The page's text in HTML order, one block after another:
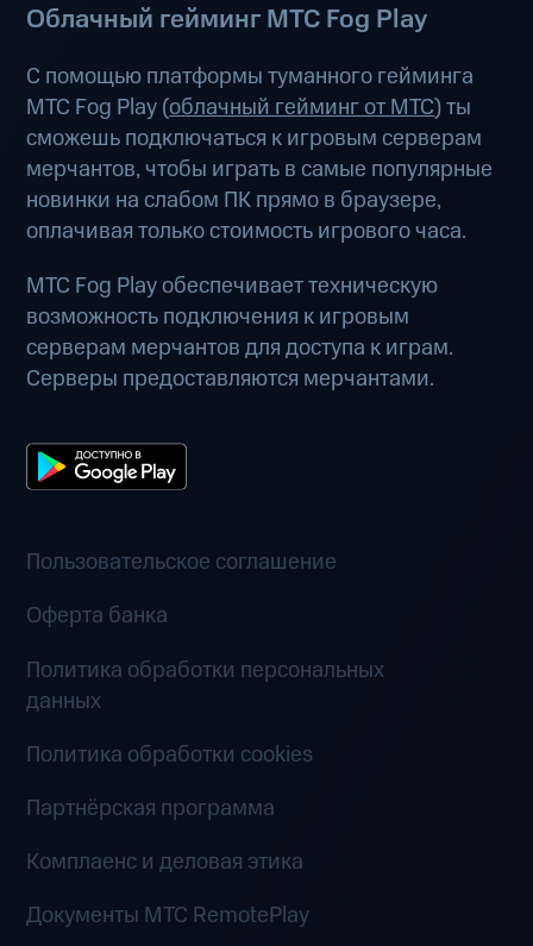
Облачный гейминг МТС Fog Play
С помощью платформы туманного гейминга
МТС Fog Play (облачный гейминг от МТС) ты
сможешь подключаться к игровым серверам
мерчантов, чтобы играть в самые популярные
новинки на слабом ПК прямо в браузере,
оплачивая только стоимость игрового часа.
МТС Fog Play обеспечивает техническую
возможность подключения к игровым
серверам мерчантов для доступа к играм.
Серверы предоставляются мерчантами.
Пользовательское соглашение
Оферта банка
Политика обработки персональных
данных
Политика обработки cookies
Партнёрская программа
Комплаенс и деловая этика
Документы MTC RemotePlay